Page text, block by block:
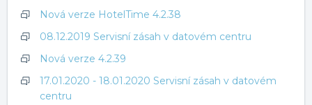
Nová verze HotelTime 4.2.38
08.12.2019 Servisní zásah v datovém centru
Nová verze 4.2.39
17.01.2020 - 18.01.2020 Servisní zásah v datovém
centru